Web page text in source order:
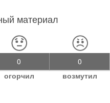
материал
0
огорчил
0
возмутил